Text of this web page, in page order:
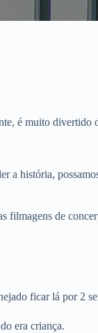
é muito divertido
a história,
filmagens de
ficar lá por 2
era criança.